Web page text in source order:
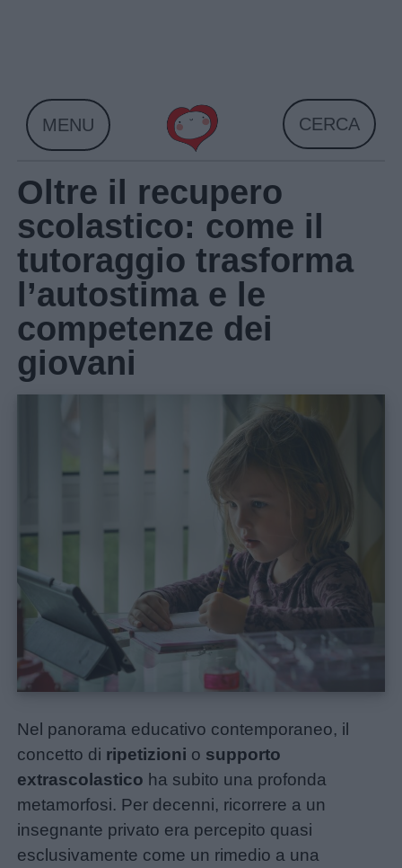
Home
Menu
Schede
didattiche
MENU CERCA
Oltre il recupero
scolastico: come il
tutoraggio trasforma
l’autostima e le
competenze dei
giovani
Nel panorama educativo contemporaneo, il
concetto di ripetizioni o supporto
extrascolastico ha subito una profonda
metamorfosi. Per decenni, ricorrere a un
insegnante privato era percepito quasi
esclusivamente come un rimedio a una